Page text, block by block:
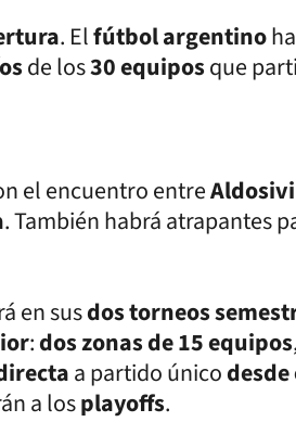
. Elfútbol argentino
de los30 equiposque
el encuentro entreAldosivi
. También habrá atrapantes
en susdos torneos
:dos zonas de 15 equipos
a partido único
a losplayoffs.